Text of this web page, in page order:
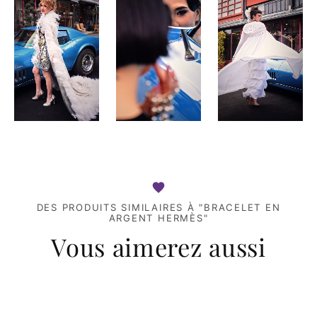
DES PRODUITS SIMILAIRES À "BRACELET EN
ARGENT HERMÈS"
Vous aimerez aussi